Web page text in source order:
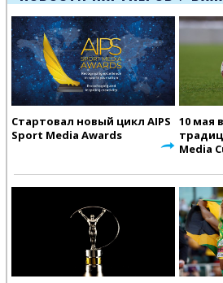
Стартовал новый цикл AIPS
Sport Media Awards
10 мая
Media